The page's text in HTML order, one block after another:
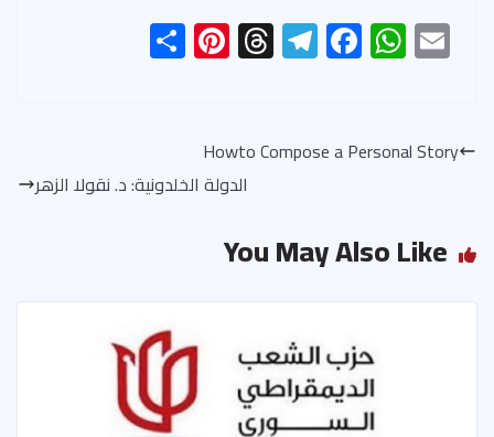
E
m
W
h
s
p
F
ac
b
Te
le
a
T
hr
ds
Pi
nt
t Howto Compose a Personal Story
الدولة الخلدونية: د. نقولا الزهر
You May Also Like